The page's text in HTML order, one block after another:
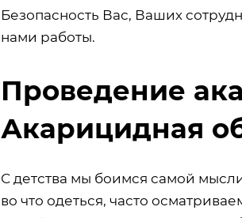
Безопасность Вас, Ваших
нами работы.
Проведение
Акарицидная
С детства мы боимся самой
во что одеться, часто